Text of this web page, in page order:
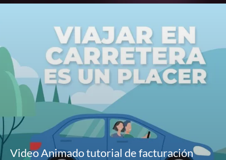
Video Animado tutorial de facturación